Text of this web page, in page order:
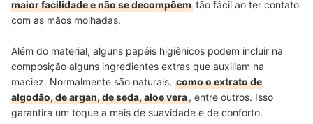
maior facilidade e não se decompõem tão fácil ao ter contato
com as mãos molhadas.
Além do material, alguns papéis higiênicos podem incluir na
composição alguns ingredientes extras que auxiliam na
maciez. Normalmente são naturais, como o extrato de
algodão, de argan, de seda, aloe vera, entre outros. Isso
garantirá um toque a mais de suavidade e de conforto.